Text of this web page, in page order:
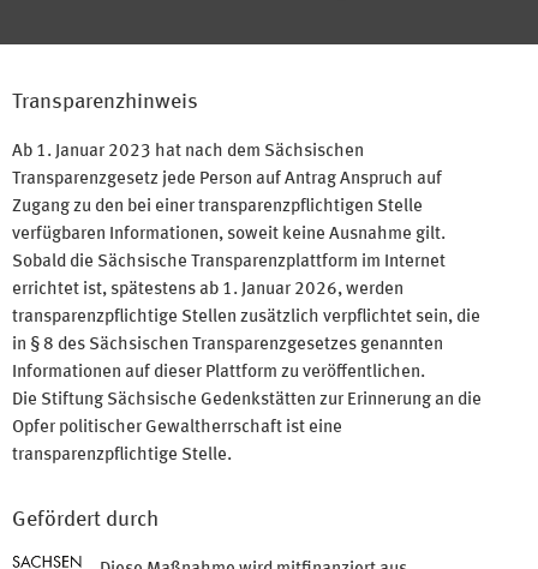
Transparenzhinweis
Ab 1. Januar 2023 hat nach dem Sächsischen
Transparenzgesetz jede Person auf Antrag Anspruch auf
Zugang zu den bei einer transparenzpflichtigen Stelle
verfügbaren Informationen, soweit keine Ausnahme gilt.
Sobald die Sächsische Transparenzplattform im Internet
errichtet ist, spätestens ab 1. Januar 2026, werden
transparenzpflichtige Stellen zusätzlich verpflichtet sein, die
in § 8 des Sächsischen Transparenzgesetzes genannten
Informationen auf dieser Plattform zu veröffentlichen.
Die Stiftung Sächsische Gedenkstätten zur Erinnerung an die
Opfer politischer Gewaltherrschaft ist eine
transparenzpflichtige Stelle.
Gefördert durch